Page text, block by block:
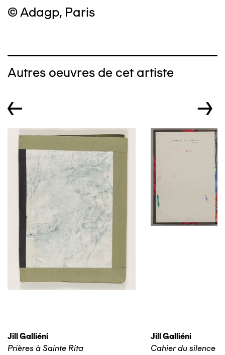
© Adagp, Paris
Autres oeuvres de cet artiste
← →
Jill Galliéni
Prières à Sainte Rita
Jill Galliéni
Cahier du silence